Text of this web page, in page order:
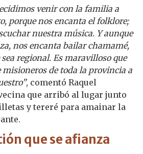
venir con la familia a
porque nos encanta el folklore;
nuestra música. Y aunque
nos encanta bailar chamamé,
regional. Es maravilloso que
de toda la provincia a
, comentó Raquel
que arribó al lugar junto
y tereré para amainar la
que se afianza